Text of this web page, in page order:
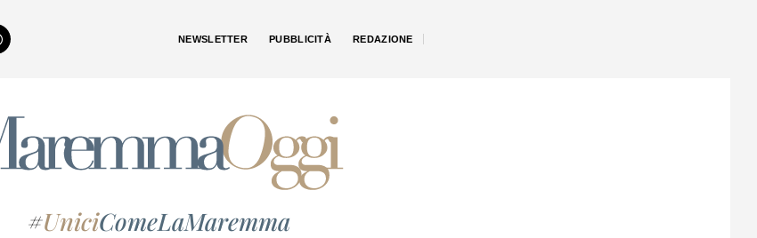
NEWSLETTER PUBBLICITÀ REDAZIONE
#UniciComeLaMaremma